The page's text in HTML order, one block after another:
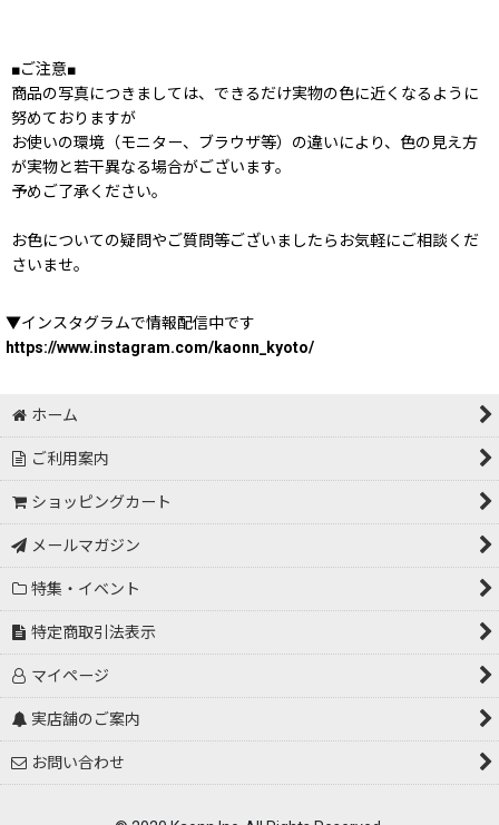
■ご注意■
商品の写真につきましては、できるだけ実物の色に近くなるように
努めておりますが
お使いの環境（モニター、ブラウザ等）の違いにより、色の見え方
が実物と若干異なる場合がございます。
予めご了承ください。
お色についての疑問やご質問等ございましたらお気軽にご相談くだ
さいませ。
▼インスタグラムで情報配信中です
https://www.instagram.com/kaonn_kyoto/
ホーム
ご利用案内
ショッピングカート
メールマガジン
特集・イベント
特定商取引法表示
マイページ
実店舗のご案内
お問い合わせ